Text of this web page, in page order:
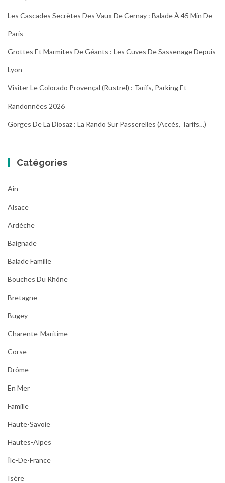
Les Cascades Secrètes Des Vaux De Cernay : Balade À 45 Min De
Paris
Grottes Et Marmites De Géants : Les Cuves De Sassenage Depuis
Lyon
Visiter Le Colorado Provençal (Rustrel) : Tarifs, Parking Et
Randonnées 2026
Gorges De La Diosaz : La Rando Sur Passerelles (Accès, Tarifs…)
Catégories
Ain
Alsace
Ardèche
Baignade
Balade Famille
Bouches Du Rhône
Bretagne
Bugey
Charente-Maritime
Corse
Drôme
En Mer
Famille
Haute-Savoie
Hautes-Alpes
Île-De-France
Isère